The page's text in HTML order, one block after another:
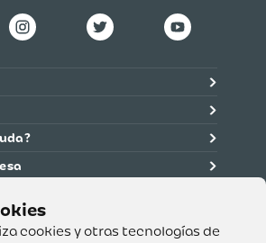
cookies y otras tecnologías de